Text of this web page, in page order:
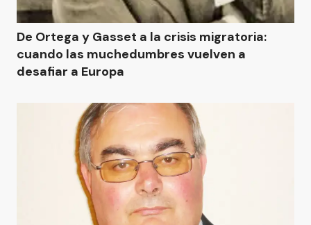
De Ortega y Gasset a la crisis migratoria:
cuando las muchedumbres vuelven a
desafiar a Europa